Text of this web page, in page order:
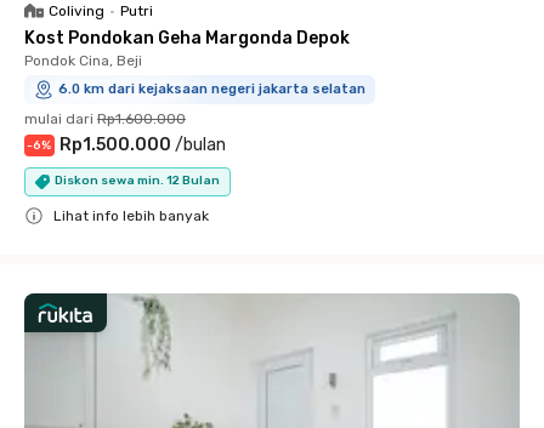
Coliving • Putri
Kost Pondokan Geha Margonda Depok
Pondok Cina, Beji
6.0 km dari kejaksaan negeri jakarta selatan
mulai dari Rp1.600.000
-6% Rp1.500.000 /bulan
Diskon sewa min. 12 Bulan
Lihat info lebih banyak